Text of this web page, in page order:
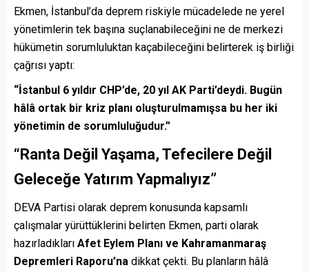
Ekmen, İstanbul’da deprem riskiyle mücadelede ne yerel
yönetimlerin tek başına suçlanabileceğini ne de merkezi
hükümetin sorumluluktan kaçabileceğini belirterek iş birliği
çağrısı yaptı:
“İstanbul 6 yıldır CHP’de, 20 yıl AK Parti’deydi. Bugün
hâlâ ortak bir kriz planı oluşturulmamışsa bu her iki
yönetimin de sorumluluğudur.”
“Ranta Değil Yaşama, Tefecilere Değil
Geleceğe Yatırım Yapmalıyız”
DEVA Partisi olarak deprem konusunda kapsamlı
çalışmalar yürüttüklerini belirten Ekmen, parti olarak
hazırladıkları Afet Eylem Planı ve Kahramanmaraş
Depremleri Raporu’na dikkat çekti. Bu planların hâlâ